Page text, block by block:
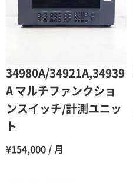
4ヶ月
5ヶ月
7ヶ月
8ヶ月
10ヶ月
34980A/34921A,34939
A マルチファンクショ
ンスイッチ/計測ユニッ
ト
¥154,000 / 月